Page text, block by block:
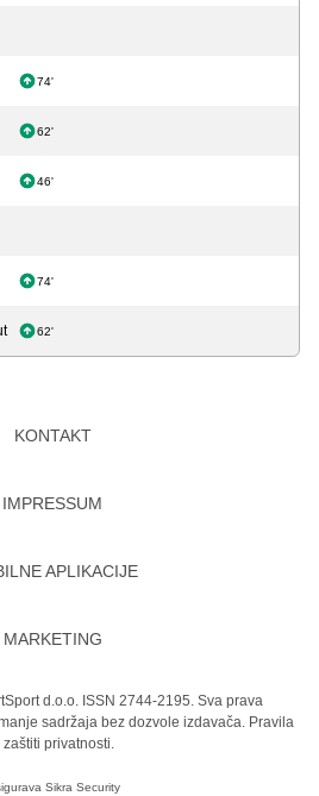
74'
62'
46'
74'
62'
KONTAKT
IMPRESSUM
APLIKACIJE
MARKETING
d.o.o. ISSN 2744-2195. Sva prava
sadržaja bez dozvole izdavača. Pravila
zaštiti privatnosti.
Sikra Security